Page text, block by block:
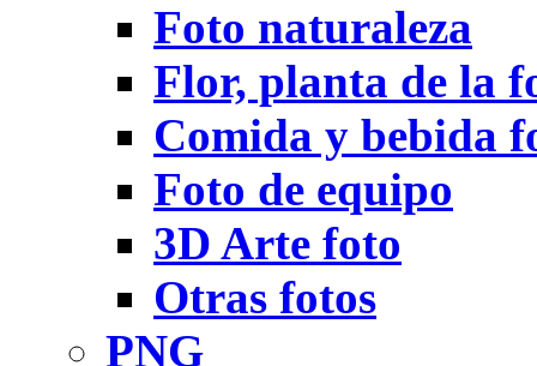
Foto naturaleza
Flor, planta de la
Comida y bebida
Foto de equipo
3D Arte foto
Otras fotos
PNG